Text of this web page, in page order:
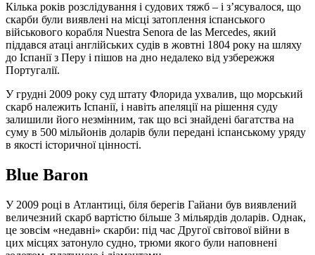
Кілька років розслідування і судових тяжб – і з’ясувалося, що
скарби були виявлені на місці затоплення іспанського
військового корабля Nuestra Senora de las Mercedes, який
піддався атаці англійських судів в жовтні 1804 року на шляху
до Іспанії з Перу і пішов на дно недалеко від узбережжя
Португалії.
У грудні 2009 року суд штату Флорида ухвалив, що морський
скарб належить Іспанії, і навіть апеляції на рішення суду
залишили його незмінним, так що всі знайдені багатства на
суму в 500 мільйонів доларів були передані іспанському уряду
в якості історичної цінності.
Blue Baron
У 2009 році в Атлантиці, біля берегів Гайани був виявлений
величезний скарб вартістю більше 3 мільярдів доларів. Однак,
це зовсім «недавні» скарби: під час Другої світової війни в
цих місцях затонуло судно, трюми якого були наповнені